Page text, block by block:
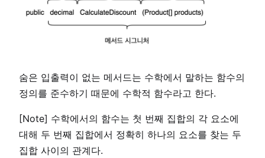
숨은 입출력이 없는 메서드는 수학에서 말하는 함수의
정의를 준수하기 때문에 수학적 함수라고 한다.
[Note] 수학에서의 함수는 첫 번째 집합의 각 요소에
대해 두 번째 집합에서 정확히 하나의 요소를 찾는 두
집합 사이의 관계다.